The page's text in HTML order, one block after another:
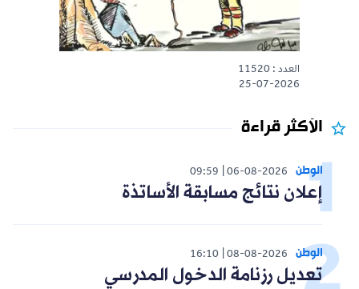
العدد : 11520
25-07-2026
الأكثر قراءة
الوطن 06-08-2026
09:59
إعلان نتائج مسابقة الأساتذة
الوطن 08-08-2026
16:10
تعديل رزنامة الدخول المدرسي